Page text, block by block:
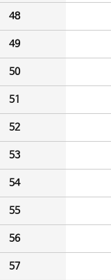
48
49
50
51
52
53
54
55
56
57